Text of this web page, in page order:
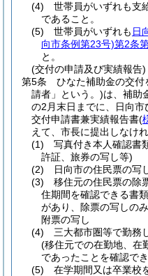
(4)
世帯員がいずれも支
であること。
(5)
世帯員がいずれも 日
向市条例第23号)第2条
と。
(交付の申請及び実績報告)
第5条
ひなた補助金の交
請者」という。)は、補助
の2月末日までに、日向
交付申請書兼実績報告書(
えて、市長に提出しなけ
(1)
写真付き本人確認書
許証、旅券の写し等)
(2)
日向市の住民票の写
(3)
移住元の住民票の除
住期間を確認できる書
があり、除票の写しの
附票の写し
(4)
三大都市圏等で勤務
(移住元での在勤地、在
であったことを確認で
(5)
在学期間又は卒業校